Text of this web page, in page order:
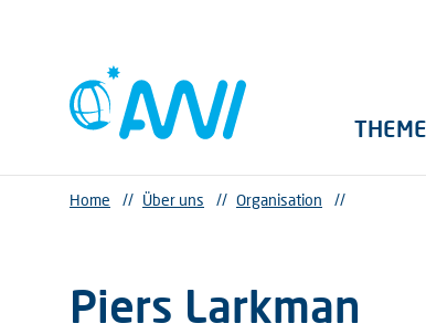
Home // Über uns // Organisation //
Piers Larkman